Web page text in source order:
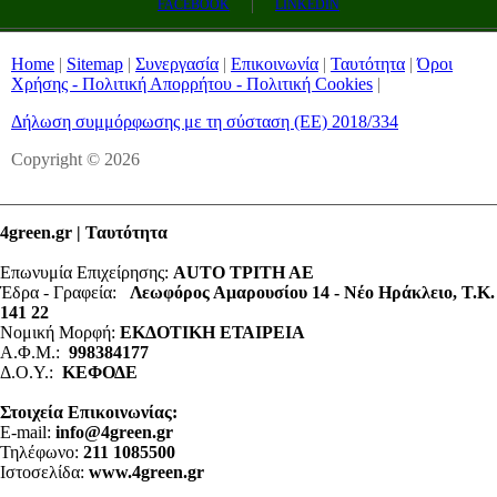
FACEBOOK LINKEDIN
Home | Sitemap | Συνεργασία | Επικοινωνία | Ταυτότητα |Όροι
Χρήσης - Πολιτική Απορρήτου - Πολιτική Cookies |
Δήλωση συμμόρφωσης με τη σύσταση (ΕΕ) 2018/334
Copyright © 2026
4green.gr | Ταυτότητα
Επωνυμία Επιχείρησης: AUTO ΤΡΙΤΗ ΑΕ
Έδρα - Γραφεία: Λεωφόρος Αμαρουσίου 14 - Νέο Ηράκλειο, Τ.Κ.
141 22
Νομική Μορφή: ΕΚΔΟΤΙΚΗ ΕΤΑΙΡΕΙΑ
Α.Φ.Μ.: 998384177
Δ.Ο.Υ.: ΚΕΦΟΔΕ
Στοιχεία Επικοινωνίας:
E-mail: info@4green.gr
Τηλέφωνο: 211 1085500
Ιστοσελίδα: www.4green.gr